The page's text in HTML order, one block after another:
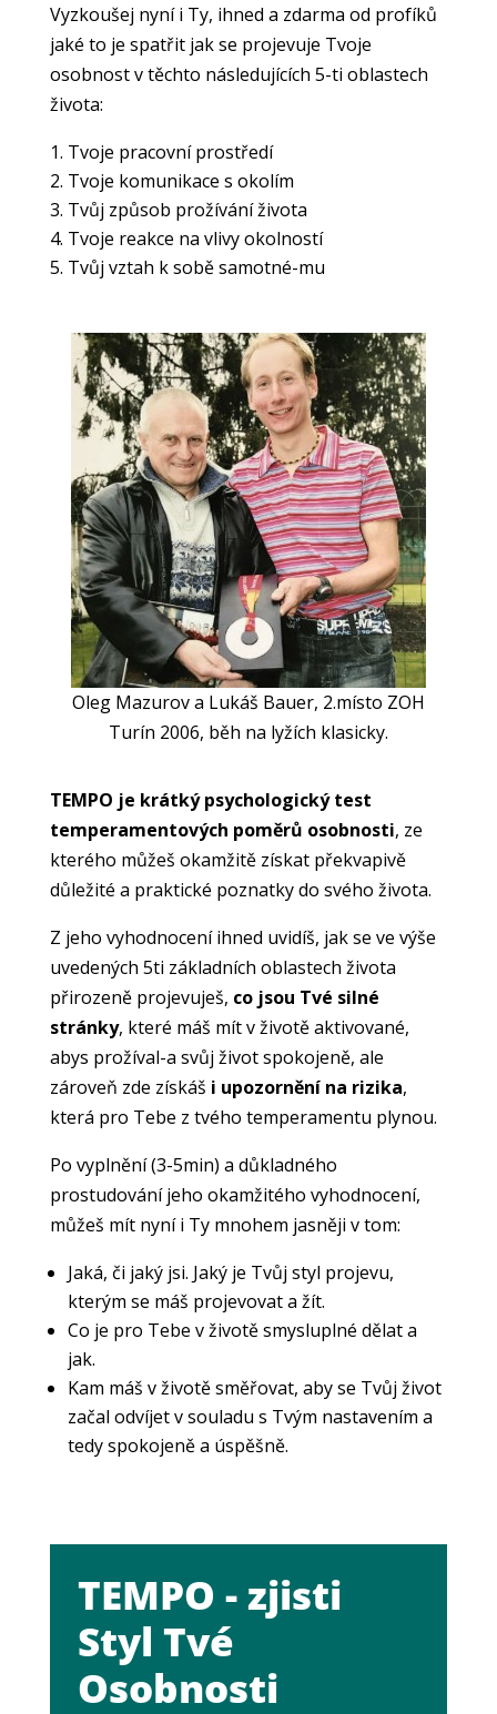
Vyzkoušej nyní i Ty, ihned a zdarma od profíků
jaké to je spatřit jak se projevuje Tvoje
osobnost v těchto následujících 5-ti oblastech
života:
Tvoje pracovní prostředí
Tvoje komunikace s okolím
Tvůj způsob prožívání života
Tvoje reakce na vlivy okolností
Tvůj vztah k sobě samotné-mu
Oleg Mazurov a Lukáš Bauer, 2.místo ZOH
Turín 2006, běh na lyžích klasicky.
TEMPO je krátký psychologický test
temperamentových poměrů osobnosti, ze
kterého můžeš okamžitě získat překvapivě
důležité a praktické poznatky do svého života.
Z jeho vyhodnocení ihned uvidíš, jak se ve výše
uvedených 5ti základních oblastech života
přirozeně projevuješ, co jsou Tvé silné
stránky, které máš mít v životě aktivované,
abys prožíval-a svůj život spokojeně, ale
zároveň zde získáš i upozornění na rizika,
která pro Tebe z tvého temperamentu plynou.
Po vyplnění (3-5min) a důkladného
prostudování jeho okamžitého vyhodnocení,
můžeš mít nyní i Ty mnohem jasněji v tom:
Jaká, či jaký jsi. Jaký je Tvůj styl projevu,
kterým se máš projevovat a žít.
Co je pro Tebe v životě smysluplné dělat a
jak.
Kam máš v životě směřovat, aby se Tvůj život
začal odvíjet v souladu s Tvým nastavením a
tedy spokojeně a úspěšně.
TEMPO - zjisti
Styl Tvé
Osobnosti